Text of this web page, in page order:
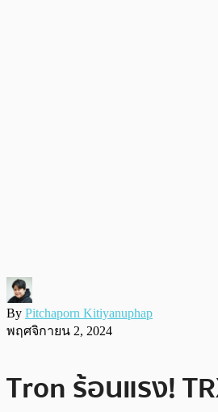
By Pitchaporn Kitiyanuphap
พฤศจิกายน 2, 2024
Tron ร้อนแรง!